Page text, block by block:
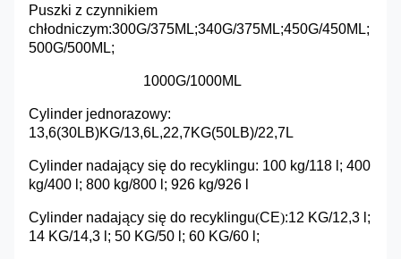
Puszki z czynnikiem
chłodniczym:300G/375ML;340G/375ML;450G/450ML;
500G/500ML;
1000G/1000ML
Cylinder jednorazowy:
13,6(30LB)KG/13,6L,22,7KG(50LB)/22,7L
Cylinder nadający się do recyklingu: 100 kg/118 l; 400
kg/400 l; 800 kg/800 l; 926 kg/926 l
Cylinder nadający się do recyklingu(CE):12 KG/12,3 l;
14 KG/14,3 l; 50 KG/50 l; 60 KG/60 l;